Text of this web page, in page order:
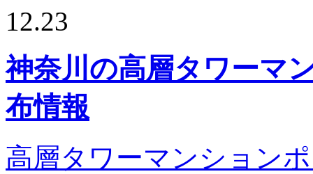
12.23
神奈川の高層タワーマ
布情報
高層タワーマンション